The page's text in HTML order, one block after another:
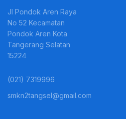
JI Pondok Aren Raya
No 52 Kecamatan
Pondok Aren Kota
Tangerang Selatan
15224
(021) 7319996
smkn2tangsel@gmail.com